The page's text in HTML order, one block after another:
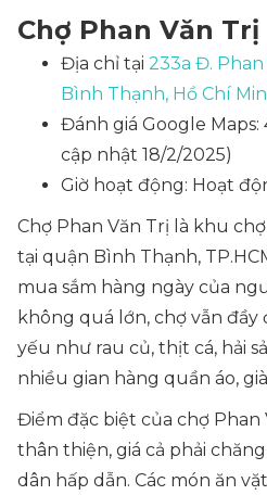
Chợ Phan Văn Trị
Địa chỉ tại 233a Đ. Phan
Bình Thạnh, Hồ Chí
Đánh giá Google Maps:
cập nhật 18/2/2025)
Giờ hoạt động: Hoạt
Chợ Phan Văn Trị là khu
tại quận Bình Thạnh,
mua sắm hàng ngày của
không quá lớn, chợ vẫn
yếu như rau củ, thịt cá, hải
nhiều gian hàng quần áo,
Điểm đặc biệt của chợ
thân thiện, giá cả phải
dân hấp dẫn. Các món ăn